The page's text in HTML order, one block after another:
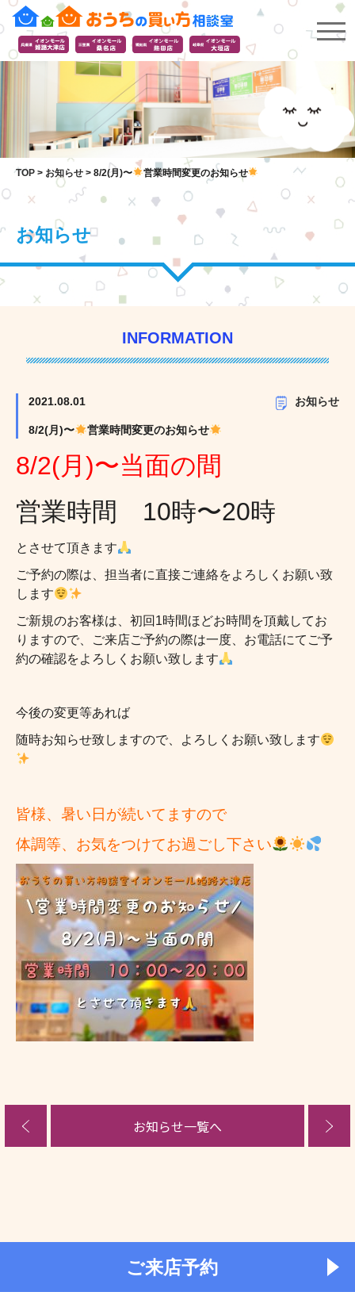
TOP > お知らせ > 8/2(月)〜 営業時間変更のお知らせ
お知らせ
INFORMATION
2021.08.01 お知らせ
8/2(月)〜 営業時間変更のお知らせ
8/2(月)〜当面の間
営業時間 10時〜20時
とさせて頂きます
ご予約の際は、担当者に直接ご連絡をよろしくお願い致
します
ご新規のお客様は、初回1時間ほどお時間を頂戴してお
りますので、ご来店ご予約の際は一度、お電話にてご予
約の確認をよろしくお願い致します
今後の変更等あれば
随時お知らせ致しますので、よろしくお願い致します
皆様、暑い日が続いてますので
体調等、お気をつけてお過ごし下さい
お知らせ一覧へ
ご来店予約